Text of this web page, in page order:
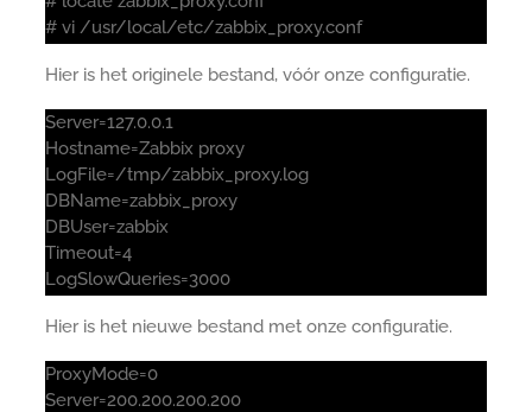
# vi /usr/local/etc/zabbix_proxy.conf
Hier is het originele bestand, vóór onze configuratie.
Server=127.0.0.1
Hostname=Zabbix proxy
LogFile=/tmp/zabbix_proxy.log
DBName=zabbix_proxy
DBUser=zabbix
Timeout=4
LogSlowQueries=3000
Hier is het nieuwe bestand met onze configuratie.
ProxyMode=0
Server=200.200.200.200